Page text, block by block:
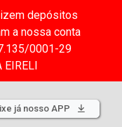
depósitos
a nossa conta
0001-29
EIRELI
já nosso APP